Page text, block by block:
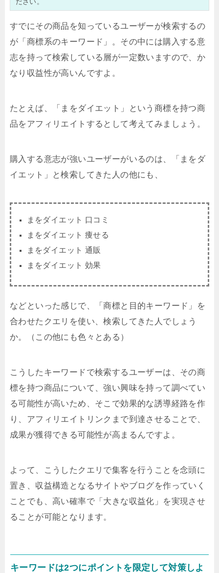
すでにその商品を知っているユーザーが検索するの
が「商標系のキーワード」。その中には購入する意
志を持って検索している層が一定数いますので、か
なり収益性が高いんですよ。
たとえば、「まをダイエット」という商標を持つ商
品をアフィリエイトするとして考えてみましょう。
購入する意志が強いユーザーがいるのは、「まをダ
イエット」と検索してきた人の他にも、
まをダイエット 口コミ
まをダイエット 痩せる
まをダイエット 通販
まをダイエット 効果
などといった感じで、「商標と目的キーワード」を
合わせたクエリを使い、検索してきた人でしょう
か。（この他にも色々とある）
こうしたキーワードで検索するユーザーは、その商
標を持つ商品について、強い興味を持って調べてい
る可能性が高いため、そこで効果的な誘導経路を作
り、アフィリエイトリンクまで到達させることで、
成果が獲得できる可能性が高まるんですよ。
よって、こうしたクエリで集客を行うことを念頭に
置き、収益構造となるサイトやブログを作っていく
ことでも、高い確率で「大きな収益化」を実現させ
ることが可能となります。
キーワードは2つにポイントを限定して対策しよ